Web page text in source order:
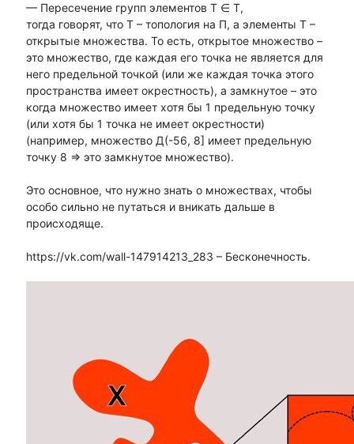
— Пересечение групп элементов Т ∈ Т,
тогда говорят, что Т – топология на П, а элементы Т –
открытые множества. То есть, открытое множество –
это множество, где каждая его точка не является для
него предельной точкой (или же каждая точка этого
пространства имеет окрестность), а замкнутое – это
когда множество имеет хотя бы 1 предельную точку
(или хотя бы 1 точка не имеет окрестности)
(например, множество Д(-56, 8] имеет предельную
точку 8 => это замкнутое множество).
Это основное, что нужно знать о множествах, чтобы
особо сильно не путаться и вникать дальше в
происходяще.
https://vk.com/wall-147914213_283 – Бесконечность.